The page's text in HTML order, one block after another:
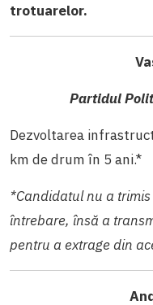
trotuarelor.
Partidul
Dezvoltarea
km de drum în 5 ani.*
*Candidatul nu a
întrebare, însă a
pentru a extrage din